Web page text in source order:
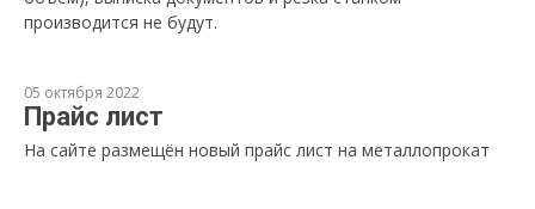
производится не будут.
05 октября 2022
Прайс лист
На сайте размещён новый прайс лист на металлопрокат